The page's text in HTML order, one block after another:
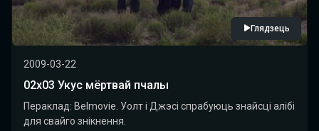
Глядзець
2009-03-22
02x03 Укус мёртвай пчалы
Пераклад: Belmovie. Уолт і Джэсі спрабуюць знайсці алібі
для свайго знікнення.